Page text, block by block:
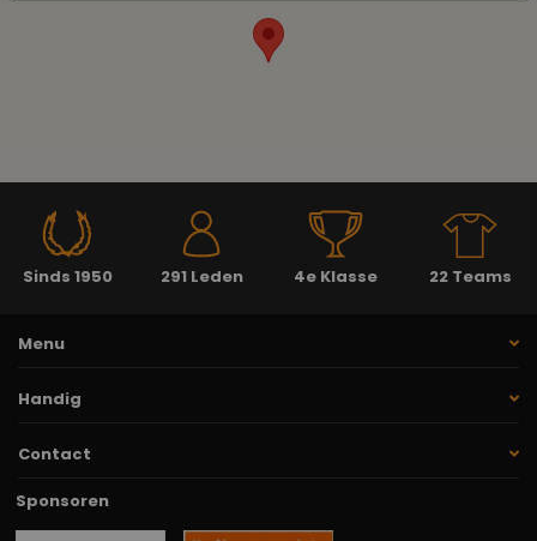
Sinds 1950 291 Leden 4e Klasse 22 Teams
Menu
Handig
Contact
Sponsoren